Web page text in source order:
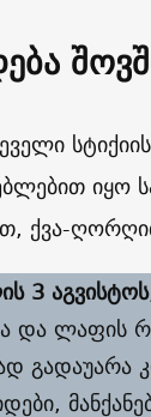
იყო
ქვა-
3 აგვისტოს
და ლაფის
გადაუარა